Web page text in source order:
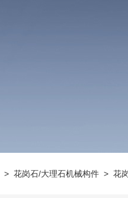
> 花岗石/大理石机械构件 > 花